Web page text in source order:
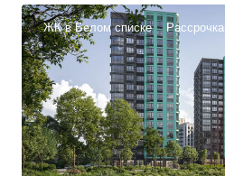
34,71–49,54м²
2-комн. кв.
50,6–60,29
3-комн. кв.
74,3–94,8м²
ЖК в Белом списке Рассрочка